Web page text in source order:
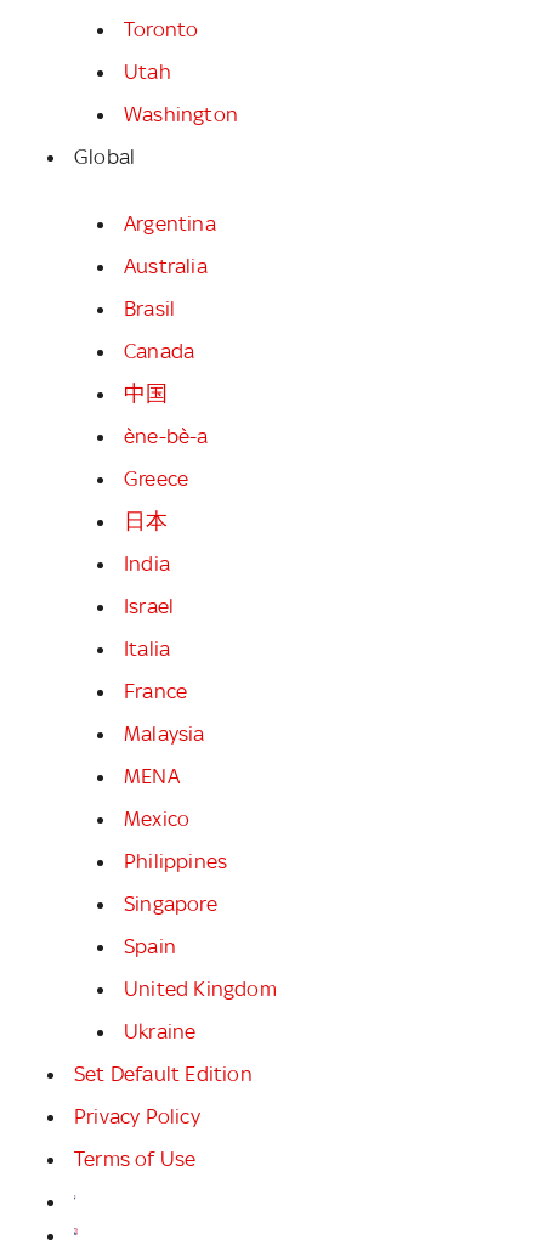
Toronto
Utah
Washington
Global
Argentina
Australia
Brasil
Canada
中国
ène-bè-a
Greece
日本
India
Israel
Italia
France
Malaysia
MENA
Mexico
Philippines
Singapore
Spain
United Kingdom
Ukraine
Set Default Edition
Privacy Policy
Terms of Use